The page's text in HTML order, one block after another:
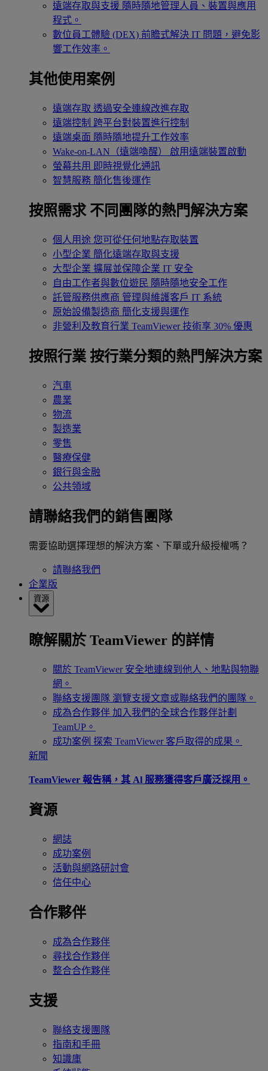
遠端存取與支援 隨時隨地管理人員、裝置與應用
程式。
數位員工體驗 (DEX) 前瞻式解決 IT 問題，避免影
響工作效率。
其他使用案例
遠端存取 透過安全連線改進存取
遠端控制 跨平台對裝置進行控制
遠端桌面 隨時隨地提升工作效率
Wake-on-LAN（遠端喚醒）
啟用遠端裝置啟動
螢幕共用 即時視覺化通訊
智慧服務 簡化售後運作
按照需求 不同團隊的熱門解決方案
個人用途 您可從任何地點存取裝置
小型企業 簡化遠端存取與支援
大型企業 擴展並保障企業 IT 安全
自由工作者與數位遊民 隨時隨地安全工作
託管服務供應商 管理與維護客戶 IT 系統
原始設備製造商 簡化支援與運作
非營利及教育行業 TeamViewer 技術享 30% 優惠
按照行業 按行業分類的熱門解決方案
汽車
農業
物流
製造業
零售
醫療保健
銀行與金融
公共領域
請聯絡我們的銷售團隊
需要協助選擇理想的解決方案、下單或升級授權嗎？
請聯絡我們
企業版
資源
瞭解關於 TeamViewer 的詳情
關於 TeamViewer 安全地連線到他人、地點與物聯
網。
聯絡支援團隊 瀏覽支援文章或聯絡我們的團隊。
成為合作夥伴 加入我們的全球合作夥伴計劃
TeamUP。
成功案例 探索 TeamViewer 客戶取得的成果。
新聞
TeamViewer 報告稱，其 Al 服務獲得客戶廣泛採用。
資源
網誌
成功案例
活動與網路研討會
信任中心
合作夥伴
成為合作夥伴
尋找合作夥伴
整合合作夥伴
支援
聯絡支援團隊
指南和手冊
知識庫